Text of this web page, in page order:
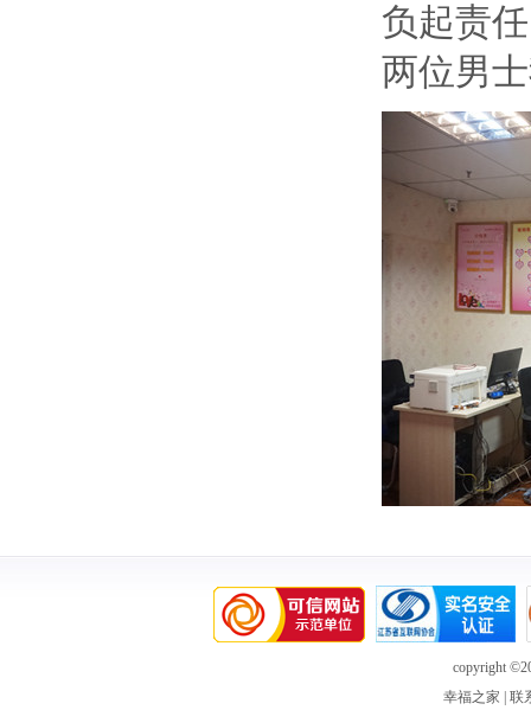
负起责任
两位男
copyright
幸福之家
联